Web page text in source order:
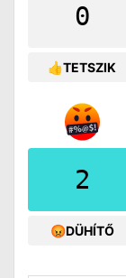
0
👍TETSZIK
2
😡DÜHÍTŐ